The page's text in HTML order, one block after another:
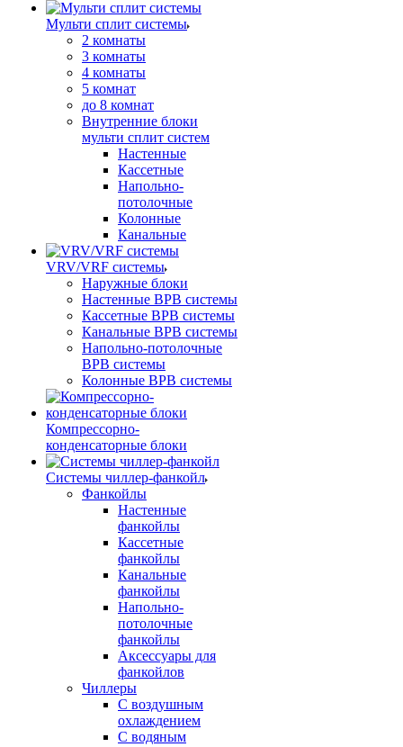
Мульти сплит системы
2 комнаты
3 комнаты
4 комнаты
5 комнат
до 8 комнат
Внутренние блоки
мульти сплит систем
Настенные
Кассетные
Напольно-
потолочные
Колонные
Канальные
VRV/VRF системы
Наружные блоки
Настенные ВРВ системы
Кассетные ВРВ системы
Канальные ВРВ системы
Напольно-потолочные
ВРВ системы
Колонные ВРВ системы
Компрессорно-
конденсаторные блоки
Системы чиллер-фанкойл
Фанкойлы
Настенные
фанкойлы
Кассетные
фанкойлы
Канальные
фанкойлы
Напольно-
потолочные
фанкойлы
Аксессуары для
фанкойлов
Чиллеры
С воздушным
охлаждением
С водяным